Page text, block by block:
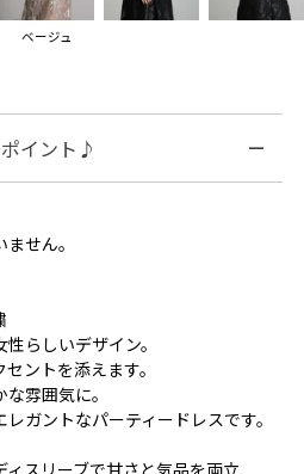
ベージュ
イント♪
せん。
らしいデザイン。
ントを添えます。
雰囲気に。
ガントなパーティードレスです。
スリーブで甘さと気品を両立